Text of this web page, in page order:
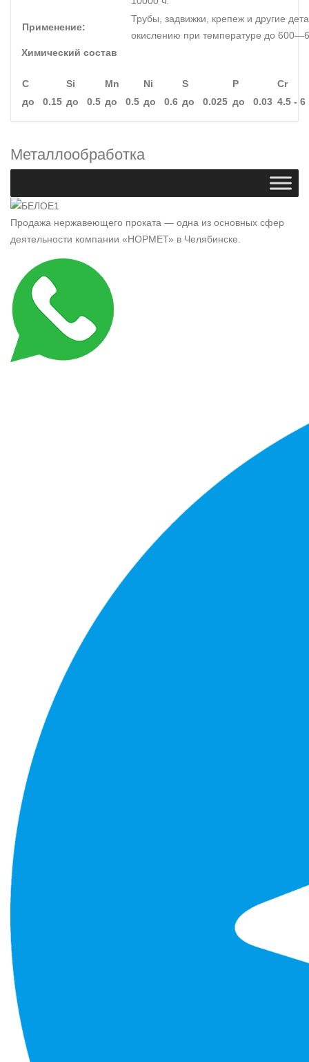
Применение:
Трубы, задвижки, крепеж и другие
окислению при температуре до
Химический состав
C Si Mn Ni S P
Cr
до 0.15 до 0.5 до 0.5 до 0.6 до 0.025 до 0.03 4.5 - 6
Металлообработка
Продажа нержавеющего проката — одна из основных сфер
деятельности компании «НОРМЕТ» в Челябинске.